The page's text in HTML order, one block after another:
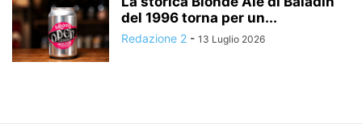
del 1996 torna per un...
Redazione 2 - 13 Luglio 2026